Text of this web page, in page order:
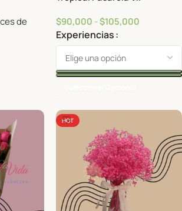
de
$90,000 -$105,000
Experiencias
HOT